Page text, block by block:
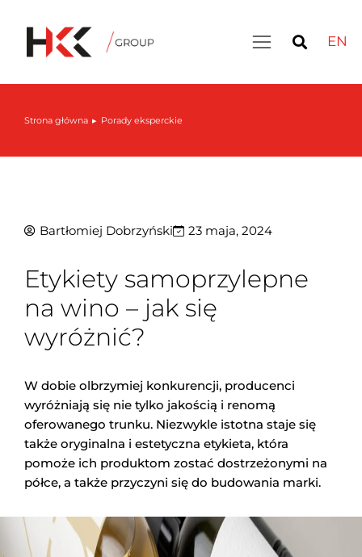
EN
Jesteś tutaj:
Strona główna Porady eksperckie
Bartłomiej Dobrzyński 23 maja, 2024
Etykiety samoprzylepne
na wino – jak się
wyróżnić?
W dobie olbrzymiej konkurencji, producenci
wyróżniają się nie tylko jakością i renomą
oferowanego trunku. Niezwykle istotna staje się
także oryginalna i estetyczna etykieta, która
pomoże ich produktom zostać dostrzeżonymi na
półce, a także przyczyni się do budowania marki.